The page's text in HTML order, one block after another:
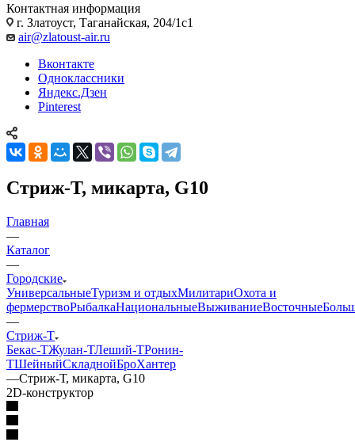
Контактная информация
г. Златоуст, Таганайская, 204/1с1
air@zlatoust-air.ru
Вконтакте
Одноклассники
Яндекс.Дзен
Pinterest
Стриж-Т, микарта, G10
Главная
—
Каталог
—
Городские
УниверсальныеТуризм и отдыхМилитариОхота и
фермерствоРыбалкаНациональныеВыживаниеВосточные
—
Стриж-Т
Бекас-ТЖулан-ТЛеший-ТРонин-
ТШейныйСкладнойБроХантер
—Стриж-Т, микарта, G10
2D-конструктор